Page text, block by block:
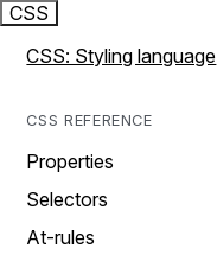
CSS
CSS: Styling language
CSS REFERENCE
Properties
Selectors
At-rules